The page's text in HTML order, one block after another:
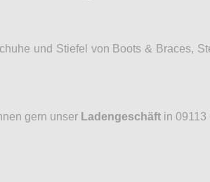
und Stiefel von Boots & Braces,
gern unser Ladengeschäft in 09113